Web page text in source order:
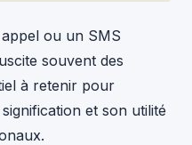
ou un SMS
souvent des
à retenir pour
et son utilité